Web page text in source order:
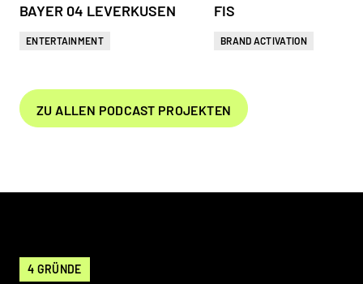
BAYER 04 LEVERKUSEN
ENTERTAINMENT
FIS
BRAND ACTIVATION
ZU ALLEN PODCAST PROJEKTEN
4 GRÜNDE